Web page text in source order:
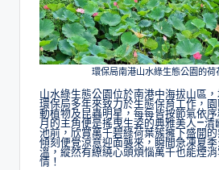
環保局南港山水綠生態公園的荷
山水綠生態公園位於南港中海拔山區
環保局多年來致力於生態保育工作，
動植物及昆蟲明星，每每皆按節氣依
月的主角便是搖曳生姿的典雅美人—清
池前，欣賞萬千碧綠荷葉簇擁下盛開
傾刻便覺涼意迎面襲來，瞬間急凍夏
溫，縱然有繚繞心頭煩惱萬千也能煙
情！